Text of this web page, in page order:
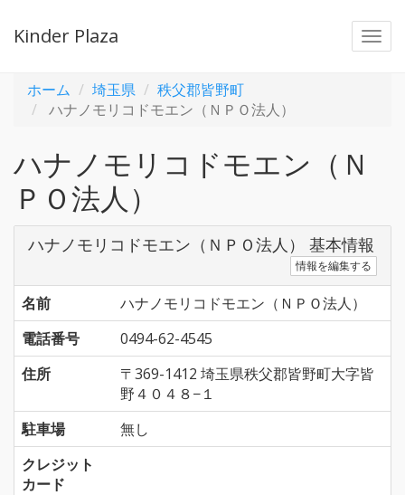
Kinder Plaza
ホーム 埼玉県
秩父郡皆野町
ハナノモリコドモエン（ＮＰＯ法人）
ハナノモリコドモエン（Ｎ
ＰＯ法人）
ハナノモリコドモエン（ＮＰＯ法人） 基本情報
情報を編集する
名前
ハナノモリコドモエン（ＮＰＯ法人）
電話番号
0494-62-4545
住所
〒369-1412 埼玉県秩父郡皆野町大字皆
野４０４８−１
駐車場
無し
クレジット
カード